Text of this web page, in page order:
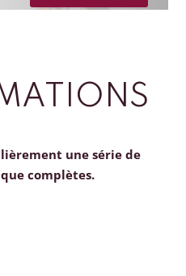
une série de
complètes.